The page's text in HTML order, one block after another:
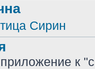
Сирин
к